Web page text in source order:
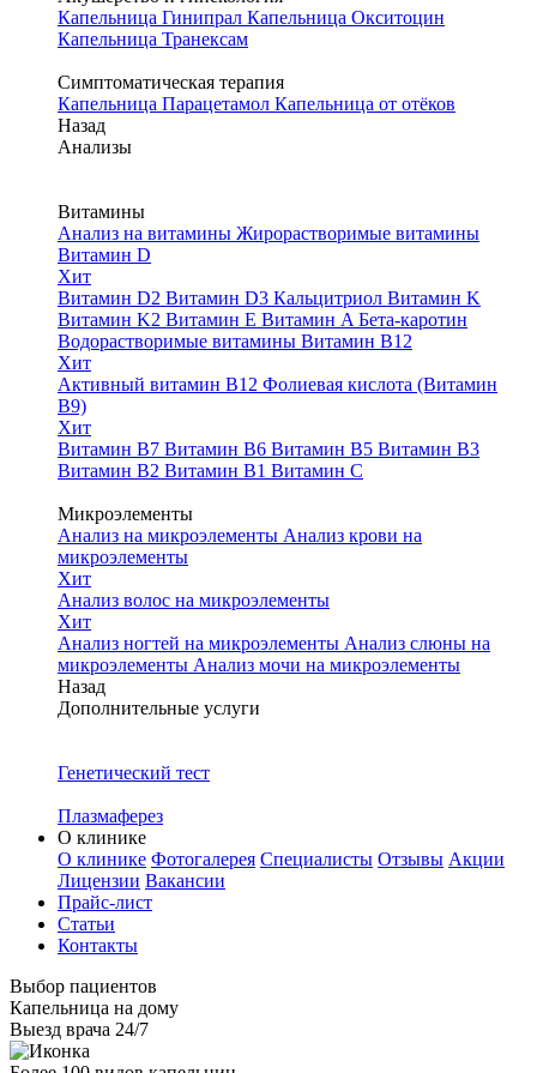
Капельница Гинипрал Капельница Окситоцин
Капельница Транексам
Симптоматическая терапия
Капельница Парацетамол Капельница от отёков
Назад
Анализы
Витамины
Анализ на витамины Жирорастворимые витамины
Витамин D
Хит
Витамин D2 Витамин D3 Кальцитриол Витамин K
Витамин K2 Витамин E Витамин A Бета-каротин
Водорастворимые витамины Витамин B12
Хит
Активный витамин B12 Фолиевая кислота (Витамин
B9)
Хит
Витамин B7 Витамин B6 Витамин B5 Витамин B3
Витамин B2 Витамин B1 Витамин C
Микроэлементы
Анализ на микроэлементы Анализ крови на
микроэлементы
Хит
Анализ волос на микроэлементы
Хит
Анализ ногтей на микроэлементы Анализ слюны на
микроэлементы Анализ мочи на микроэлементы
Назад
Дополнительные услуги
Генетический тест
Плазмаферез
О клинике
О клинике Фотогалерея Специалисты Отзывы Акции
Лицензии Вакансии
Прайс-лист
Статьи
Контакты
Выбор пациентов
Капельница на дому
Выезд врача 24/7